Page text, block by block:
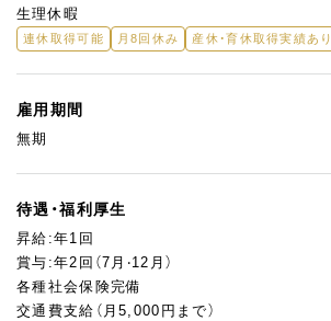
生理休暇
連休取得可能 月8回休み 産休・育休取得実績あり
雇用期間
無期
待遇・福利厚生
昇給:年1回
賞与:年2回（7月‧12月）
各種社会保険完備
交通費支給（月5,000円まで）